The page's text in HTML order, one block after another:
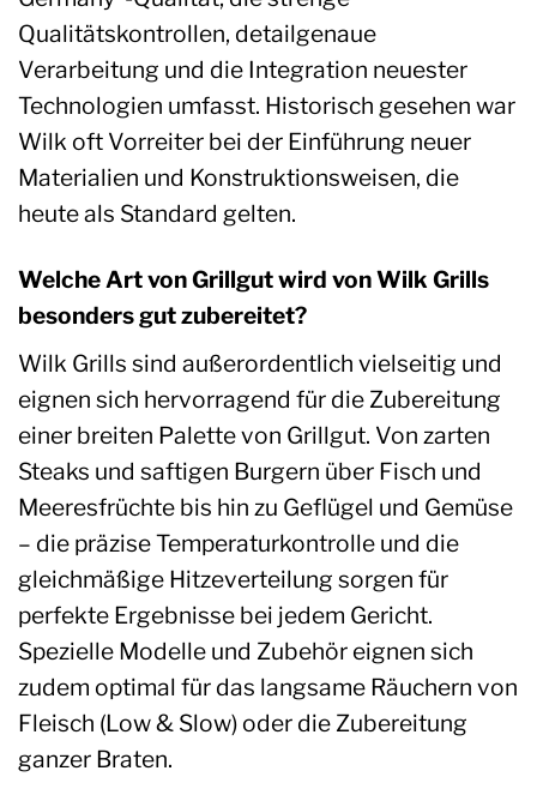
Qualitätskontrollen, detailgenaue
Verarbeitung und die Integration neuester
Technologien umfasst. Historisch gesehen war
Wilk oft Vorreiter bei der Einführung neuer
Materialien und Konstruktionsweisen, die
heute als Standard gelten.
Welche Art von Grillgut wird von Wilk Grills
besonders gut zubereitet?
Wilk Grills sind außerordentlich vielseitig und
eignen sich hervorragend für die Zubereitung
einer breiten Palette von Grillgut. Von zarten
Steaks und saftigen Burgern über Fisch und
Meeresfrüchte bis hin zu Geflügel und Gemüse
– die präzise Temperaturkontrolle und die
gleichmäßige Hitzeverteilung sorgen für
perfekte Ergebnisse bei jedem Gericht.
Spezielle Modelle und Zubehör eignen sich
zudem optimal für das langsame Räuchern von
Fleisch (Low & Slow) oder die Zubereitung
ganzer Braten.